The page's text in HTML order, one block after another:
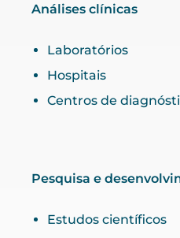
Análises clínicas
Laboratórios
Hospitais
Centros de
Pesquisa e
Estudos científicos